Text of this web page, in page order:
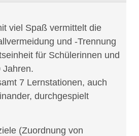
viel Spaß vermittelt die
und -Trennung
für Schülerinnen und
Jahren.
7 Lernstationen, auch
durchgespielt
(Zuordnung von